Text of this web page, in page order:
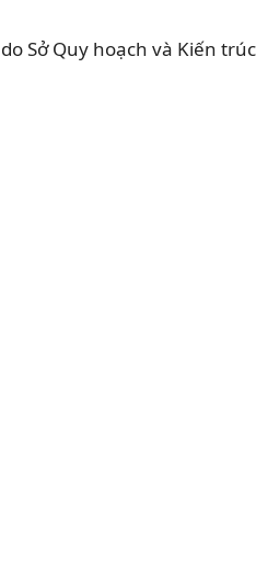
Sở Quy hoạch và Kiến trúc